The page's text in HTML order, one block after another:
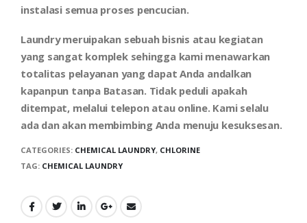
instalasi semua proses pencucian.
Laundry meruipakan sebuah bisnis atau kegiatan
yang sangat komplek sehingga kami menawarkan
totalitas pelayanan yang dapat Anda andalkan
kapanpun tanpa Batasan. Tidak peduli apakah
ditempat, melalui telepon atau online. Kami selalu
ada dan akan membimbing Anda menuju kesuksesan.
CATEGORIES: CHEMICAL LAUNDRY, CHLORINE
TAG: CHEMICAL LAUNDRY